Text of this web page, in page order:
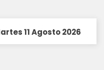
11 Agosto 2026